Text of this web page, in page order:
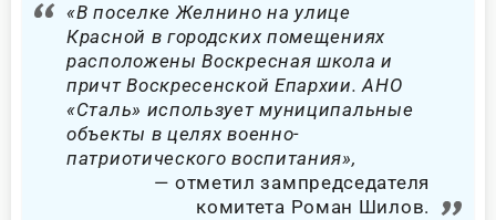
«В поселке Желнино на улице
Красной в городских помещениях
расположены Воскресная школа и
причт Воскресенской Епархии. АНО
«Сталь» использует муниципальные
объекты в целях военно-
патриотического воспитания»,
отметил зампредседателя
комитета Роман Шилов.